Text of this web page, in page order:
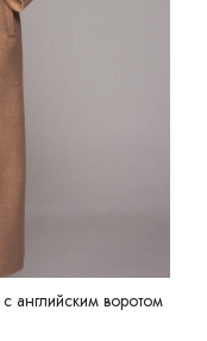
английским воротом